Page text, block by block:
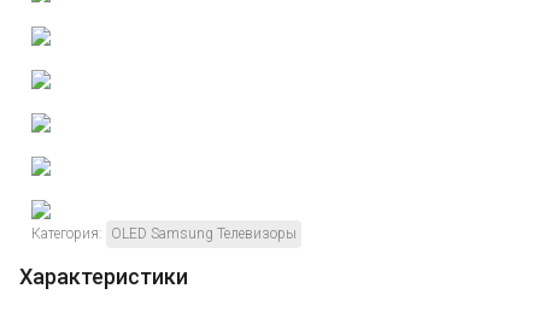
Категория: OLED Samsung Телевизоры
Характеристики